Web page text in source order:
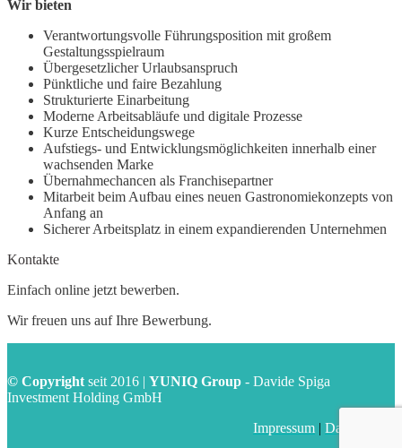
Wir bieten
Verantwortungsvolle Führungsposition mit großem
Gestaltungsspielraum
Übergesetzlicher Urlaubsanspruch
Pünktliche und faire Bezahlung
Strukturierte Einarbeitung
Moderne Arbeitsabläufe und digitale Prozesse
Kurze Entscheidungswege
Aufstiegs- und Entwicklungsmöglichkeiten innerhalb einer
wachsenden Marke
Übernahmechancen als Franchisepartner
Mitarbeit beim Aufbau eines neuen Gastronomiekonzepts von
Anfang an
Sicherer Arbeitsplatz in einem expandierenden Unternehmen
Kontakte
Einfach online jetzt bewerben.
Wir freuen uns auf Ihre Bewerbung.
© Copyright seit 2016 | YUNIQ Group - Davide Spiga
Investment Holding GmbH
Impressum | Datenschutz